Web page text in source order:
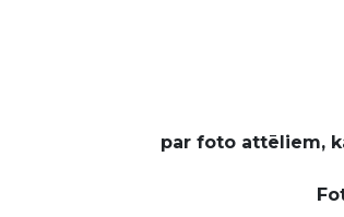
par foto attēliem,